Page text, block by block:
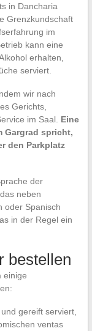
in Dancharia
Grenzkundschaft
im
kann eine
erhalten,
serviert.
wir nach
Gerichts,
im Saal. Eine
Gargrad spricht,
den Parkplatz
der
neben
oder Spanisch
in der Regel ein
bestellen
einige
gereift serviert,
ventas